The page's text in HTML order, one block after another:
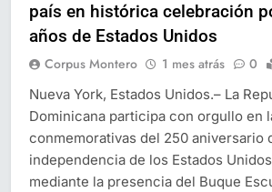
país en histórica celebración
años de Estados Unidos
Corpus Montero 1 mes atrás 0
Nueva York, Estados Unidos.– La
Dominicana participa con orgullo en
conmemorativas del 250 aniversario
independencia de los Estados
mediante la presencia del Buque